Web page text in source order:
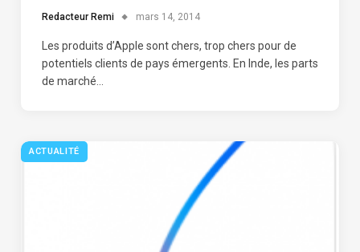
Redacteur Remi mars 14, 2014
Les produits d’Apple sont chers, trop chers pour de
potentiels clients de pays émergents. En Inde, les parts
de marché…
ACTUALITÉ